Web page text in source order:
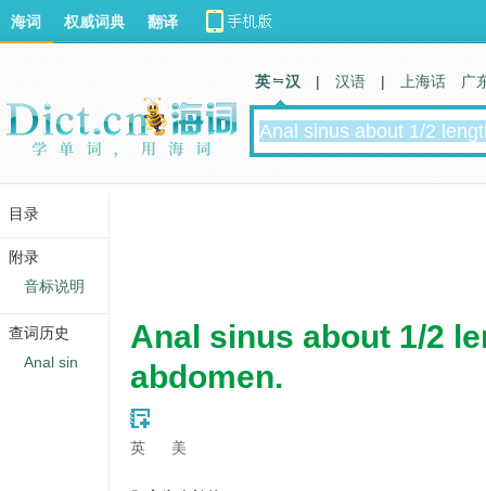
Anal sinus about 1/2
abdomen.
英 美
海词 权威词典 翻译
英 汉 | 汉语 | 上海话 广
目录
附录
音标说明
查词历史
Anal sin